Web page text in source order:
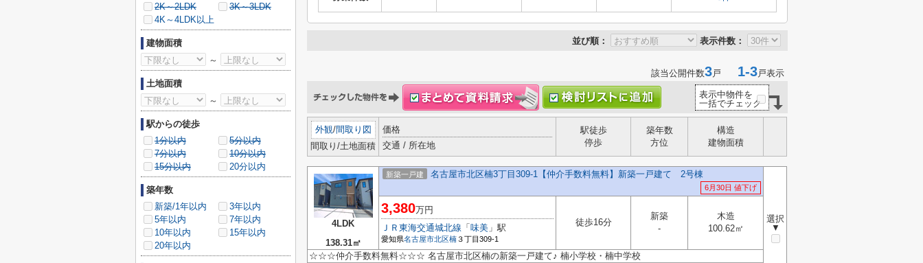
並び順： 表示件数：
該当公開件数3戸 1-3戸表示
表示中物件を
一括でチェック
外観/間取り図
間取り/土地面積
価格
交通 / 所在地
駅徒歩
停歩
築年数
方位
構造
建物面積
4LDK
138.31㎡
新築一戸建 名古屋市北区楠3丁目309-1【仲介手数料無料】新築一戸建て 2号棟
6月30日 値下げ
選択
▼
3,380万円
ＪＲ東海交通城北線 「 味美 」駅
愛知県名古屋市北区楠３丁目309-1
徒歩16分
新築
-
木造
100.62㎡
☆☆☆仲介手数料無料☆☆☆ 名古屋市北区楠の新築一戸建て♪ 楠小学校・楠中学校
2K～2LDK
3K～3LDK
4K～4LDK以上
建物面積
～
土地面積
～
駅からの徒歩
1分以内
5分以内
7分以内
10分以内
15分以内
20分以内
築年数
新築/1年以内
3年以内
5年以内
7年以内
10年以内
15年以内
20年以内